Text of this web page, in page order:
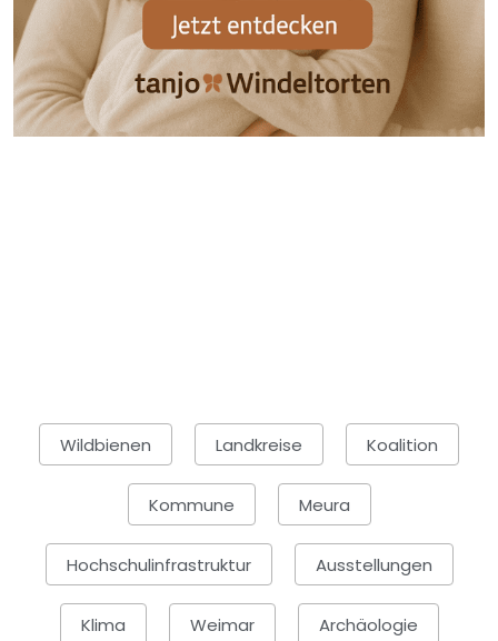
Wildbienen Landkreise Koalition
Kommune Meura
Hochschulinfrastruktur Ausstellungen
Klima Weimar Archäologie